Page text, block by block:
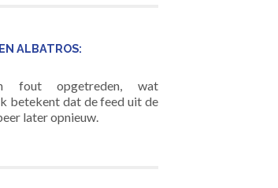
ALBATROS:
fout opgetreden, wat
betekent dat de feed uit de
later opnieuw.